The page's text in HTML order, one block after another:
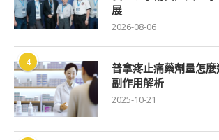
展
2026-08-06
4
普拿疼止痛藥劑量怎
副作用解析
2025-10-21